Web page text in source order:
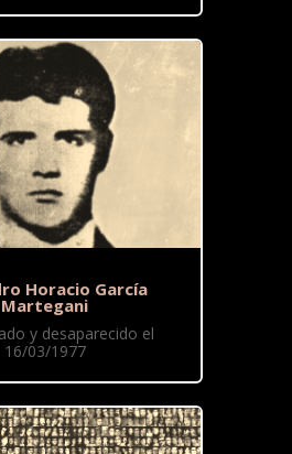
Horacio García
Martegani
y desaparecido el
16/03/1977